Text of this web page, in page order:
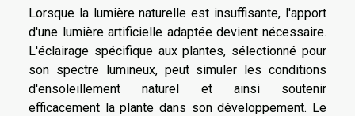
Lorsque la lumière naturelle est insuffisante, l'apport
d'une lumière artificielle adaptée devient nécessaire.
L'éclairage spécifique aux plantes, sélectionné pour
son spectre lumineux, peut simuler les conditions
d'ensoleillement naturel et ainsi soutenir
efficacement la plante dans son développement. Le